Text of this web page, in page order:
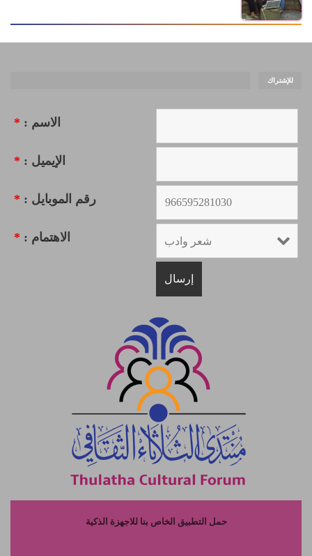
للإشتراك
الاسم : *
الإيميل : *
رقم الموبايل : *
الاهتمام : *
حمل التطبيق الخاص بنا للاجهزة الذكية